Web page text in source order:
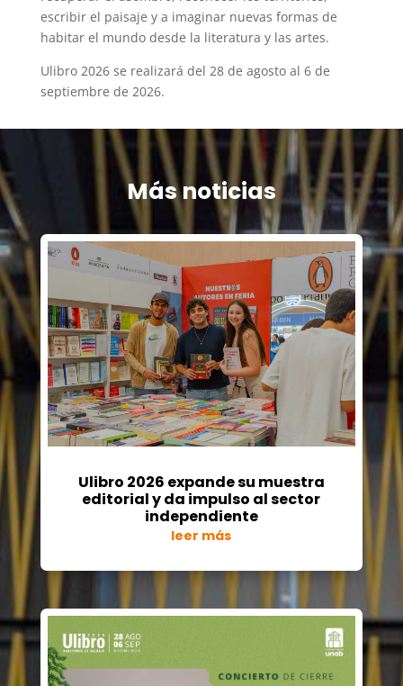
escribir el paisaje y a imaginar nuevas formas de
habitar el mundo desde la literatura y las artes.
Ulibro 2026 se realizará del 28 de agosto al 6 de
septiembre de 2026.
Más noticias
Ulibro 2026 expande su muestra
editorial y da impulso al sector
independiente
leer más